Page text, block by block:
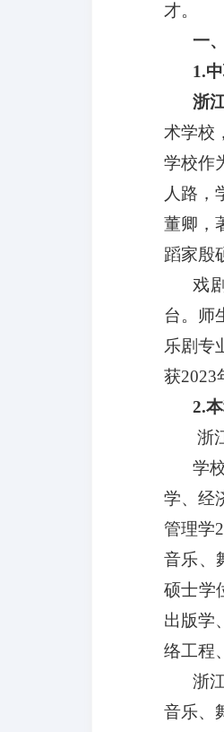
才。
一
1.
浙
术学校
学校作
人路，
董卿，
蹈家殷
戏
台。师
乐剧专
获2023
2.
浙
学
学、经
管理学
音乐、
硕士学
出版学
络工程
浙
音乐、